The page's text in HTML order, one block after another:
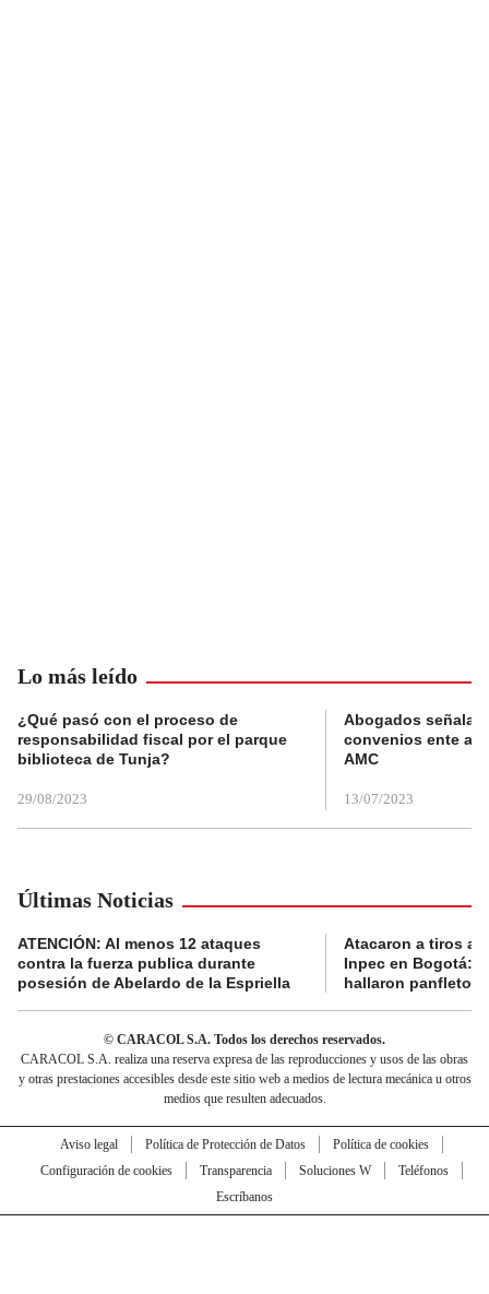
Lo más leído
¿Qué pasó con el proceso de
responsabilidad fiscal por el parque
biblioteca de Tunja?
29/08/2023
Abogados
convenios ente
AMC
13/07/2023
Últimas Noticias
ATENCIÓN: Al menos 12 ataques
contra la fuerza publica durante
posesión de Abelardo de la Espriella
Atacaron a tiros a
Inpec en Bogotá:
hallaron panfletos
© CARACOL S.A. Todos los derechos reservados.
CARACOL S.A. realiza una reserva expresa de las reproducciones y usos de las obras
y otras prestaciones accesibles desde este sitio web a medios de lectura mecánica u otros
medios que resulten adecuados.
Aviso legal Política de Protección de Datos
Política de cookies
Configuración de cookies
Transparencia Soluciones W
Teléfonos
Escríbanos